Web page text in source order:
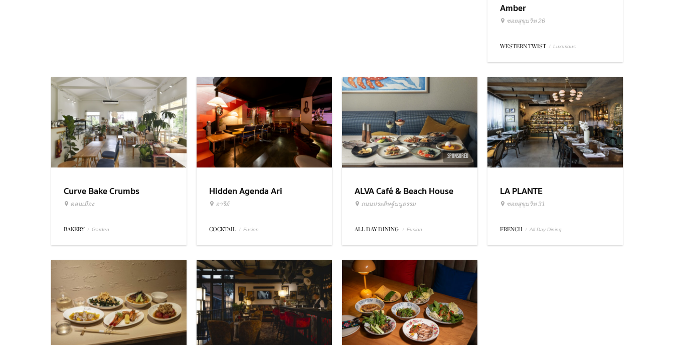
Amber
ซอยสุขุมวิท 26
WESTERN TWIST / Luxurious
Curve Bake Crumbs
ดอนเมือง
BAKERY / Garden
Hidden Agenda Ari
อารีย์
COCKTAIL / Fusion
SPONSORED
ALVA Café & Beach House
ถนนประดิษฐ์มนูธรรม
ALL DAY DINING / Fusion
LA PLANTE
ซอยสุขุมวิท 31
FRENCH / All Day Dining